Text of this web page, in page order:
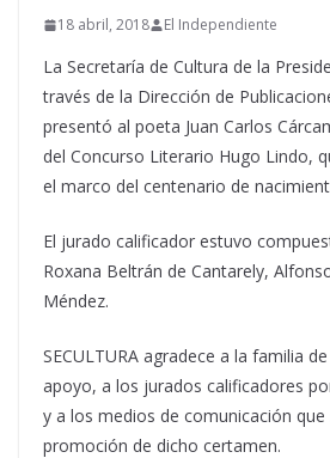
18 abril, 2018 El Independiente
La Secretaría de Cultura de la
través de la Dirección de
presentó al poeta Juan Carlos
del Concurso Literario Hugo Lindo,
el marco del centenario de
El jurado calificador estuvo
Roxana Beltrán de Cantarely,
Méndez.
SECULTURA agradece a la familia
apoyo, a los jurados calificadores
y a los medios de comunicación que
promoción de dicho certamen.